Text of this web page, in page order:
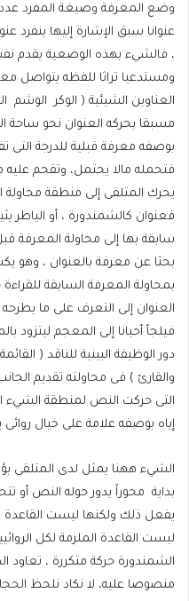
وضع المعرفة وصيغة المفرد
عنوانا سبق الإشارة إليها ينفرد
، فالشيء بهذه الوضعية يقدم
ومستدعيا تراثا للفظه
العناوين الشيئية ( الوكر الوشم
مسبقا يحركه العنوان نحو ساحة
بوصفه معرفة قبلية للدرجة
فتحمله مالا يحتمل، وتقحم عليه
يحرك المتلقى إلى منطقة محاولة
فعنوان كالشمندورة ، أو الياطر
سابقة بها إلى محاولة المعرفة
بحثا عن معرفة بالعنوان ، وهو
بمحاولة المعرفة السابقة
العنوان إلى التعرف على ما
فيلجأ أحيانا إلى المعجم ليتزود
دور الوظيفة البينية للناقد (
والقارئ ) فى محاولته تقديم
التى حركت النص لمنطقة الشيء
إياه بوصفه علامة على خيال روائى
الشيء ههنا يمثل لدى المتلقى
بداية محوراً يدور حوله النص أو
يفعل ذلك ولكنها ليست
ليست القاعدة الملزمة لكل
الشمندورة حركة متكررة ،
منصوصا عليه، لا نكاد نلحظ